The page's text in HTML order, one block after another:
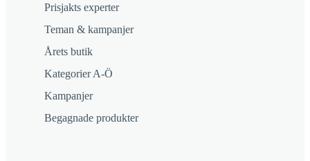
Prisjakts experter
Teman & kampanjer
Årets butik
Kategorier A-Ö
Kampanjer
Begagnade produkter